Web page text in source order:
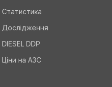
Статистика
Дослідження
DIESEL DDP
Ціни на АЗС